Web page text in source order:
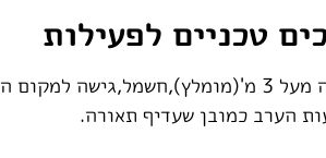
טכניים לפעילות
תקרה מעל 3 מ'(מומלץ),חשמל,גישה
הערב כמובן שעדיף תאורה.